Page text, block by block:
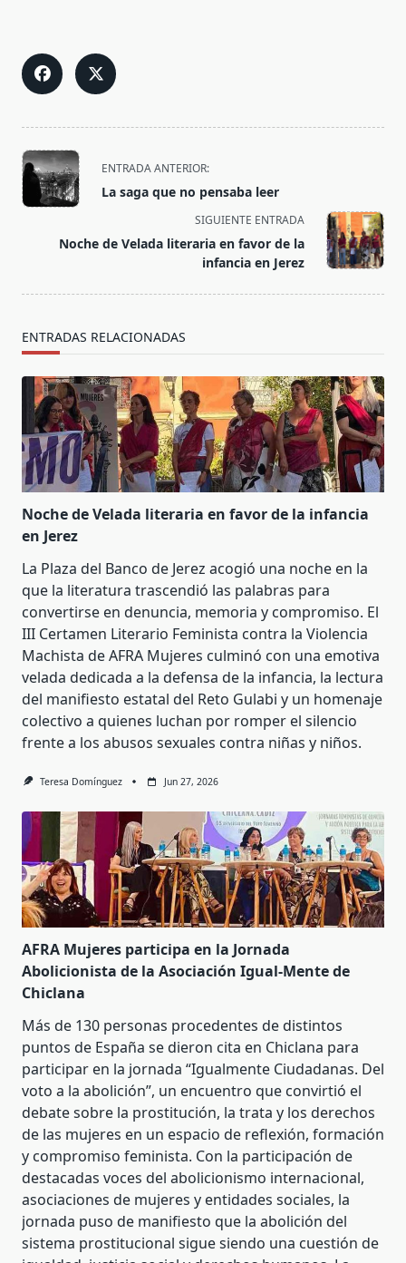
<span
class="nav-
subtitle
reader-
ENTRADA ANTERIOR:
La saga que no pensaba leer
SIGUIENTE ENTRADA
Noche de Velada literaria en favor de la
infancia en Jerez
ENTRADAS RELACIONADAS
Noche de Velada literaria en favor de la infancia
en Jerez
La Plaza del Banco de Jerez acogió una noche en la
que la literatura trascendió las palabras para
convertirse en denuncia, memoria y compromiso. El
III Certamen Literario Feminista contra la Violencia
Machista de AFRA Mujeres culminó con una emotiva
velada dedicada a la defensa de la infancia, la lectura
del manifiesto estatal del Reto Gulabi y un homenaje
colectivo a quienes luchan por romper el silencio
frente a los abusos sexuales contra niñas y niños.
Teresa Domínguez Jun 27, 2026
AFRA Mujeres participa en la Jornada
Abolicionista de la Asociación Igual-Mente de
Chiclana
Más de 130 personas procedentes de distintos
puntos de España se dieron cita en Chiclana para
participar en la jornada “Igualmente Ciudadanas. Del
voto a la abolición”, un encuentro que convirtió el
debate sobre la prostitución, la trata y los derechos
de las mujeres en un espacio de reflexión, formación
y compromiso feminista. Con la participación de
destacadas voces del abolicionismo internacional,
asociaciones de mujeres y entidades sociales, la
jornada puso de manifiesto que la abolición del
sistema prostitucional sigue siendo una cuestión de